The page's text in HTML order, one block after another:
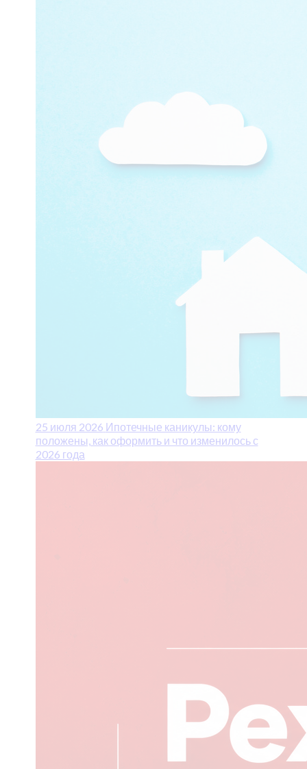
25 июля 2026 Ипотечные каникулы: кому
положены, как оформить и что изменилось с
2026 года